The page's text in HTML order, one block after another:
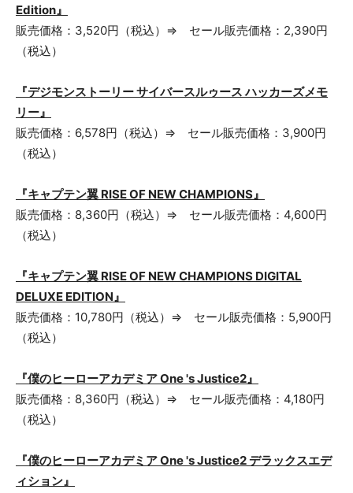
Edition』
販売価格：3,520円（税込）⇒ セール販売価格：2,390円
（税込）
『デジモンストーリー サイバースルゥース ハッカーズメモ
リー』
販売価格：6,578円（税込）⇒ セール販売価格：3,900円
（税込）
『キャプテン翼 RISE OF NEW CHAMPIONS』
販売価格：8,360円（税込）⇒ セール販売価格：4,600円
（税込）
『キャプテン翼 RISE OF NEW CHAMPIONS DIGITAL
DELUXE EDITION』
販売価格：10,780円（税込）⇒ セール販売価格：5,900円
（税込）
『僕のヒーローアカデミア One 's Justice2』
販売価格：8,360円（税込）⇒ セール販売価格：4,180円
（税込）
『僕のヒーローアカデミア One 's Justice2 デラックスエデ
ィション』